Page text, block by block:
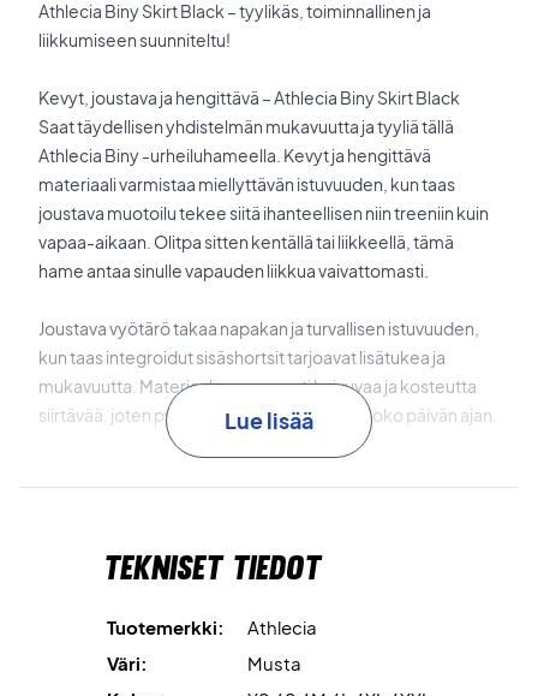
Athlecia Biny Skirt Black – tyylikäs, toiminnallinen ja
liikkumiseen suunniteltu!
Kevyt, joustava ja hengittävä – Athlecia Biny Skirt Black
Saat täydellisen yhdistelmän mukavuutta ja tyyliä tällä
Athlecia Biny -urheiluhameella. Kevyt ja hengittävä
materiaali varmistaa miellyttävän istuvuuden, kun taas
joustava muotoilu tekee siitä ihanteellisen niin treeniin kuin
vapaa-aikaan. Olitpa sitten kentällä tai liikkeellä, tämä
hame antaa sinulle vapauden liikkua vaivattomasti.
Joustava vyötärö takaa napakan ja turvallisen istuvuuden,
kun taas integroidut sisäshortsit tarjoavat lisätukea ja
mukavuutta. Materiaali on nopeasti kuivuvaa ja kosteutta
siirtävää, joten pysyt kuivana ja mukavana koko päivän ajan.
Lue lisää
Tekniset tiedot
Tuotemerkki:
Athlecia
Väri:
Musta